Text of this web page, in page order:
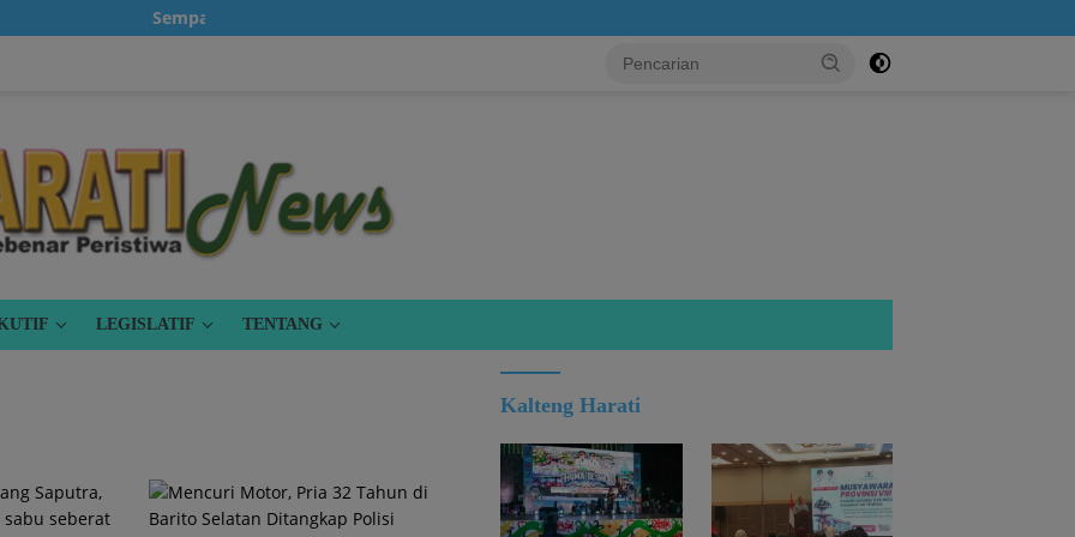
Sempatkanlah untuk klik iklan, karena itu gratis...!
LEGISLATIF TENTANG
Kalteng Harati